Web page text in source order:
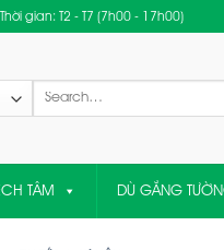
Thời gian: T2 - T7 (7h00 - 17h00)
Search
TÂM DÙ GẮNG